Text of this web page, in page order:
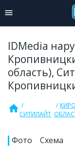
IDMedia
область),
homeСИТИЛАЙТ
Фото Схема